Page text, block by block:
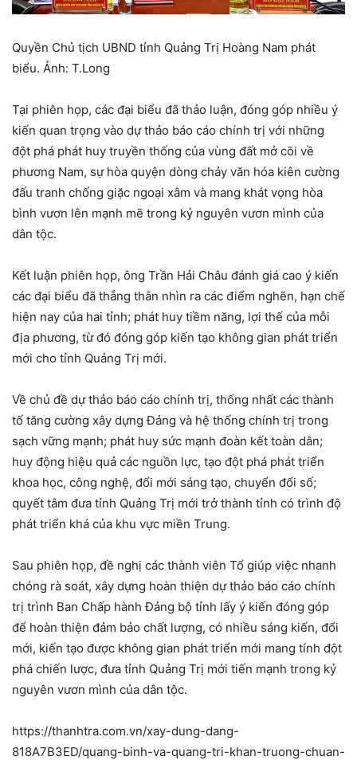
Quyền Chủ tịch UBND tỉnh Quảng Trị Hoàng Nam phát
biểu. Ảnh: T.Long
Tại phiên họp, các đại biểu đã thảo luận, đóng góp nhiều ý
kiến quan trọng vào dự thảo báo cáo chính trị với những
đột phá phát huy truyền thống của vùng đất mở cõi về
phương Nam, sự hòa quyện dòng chảy văn hóa kiên cường
đấu tranh chống giặc ngoại xâm và mang khát vọng hòa
bình vươn lên mạnh mẽ trong kỷ nguyên vươn mình của
dân tộc.
Kết luận phiên họp, ông Trần Hải Châu đánh giá cao ý kiến
các đại biểu đã thẳng thắn nhìn ra các điểm nghẽn, hạn chế
hiện nay của hai tỉnh; phát huy tiềm năng, lợi thế của mỗi
địa phương, từ đó đóng góp kiến tạo không gian phát triển
mới cho tỉnh Quảng Trị mới.
Về chủ đề dự thảo báo cáo chính trị, thống nhất các thành
tố tăng cường xây dựng Đảng và hệ thống chính trị trong
sạch vững mạnh; phát huy sức mạnh đoàn kết toàn dân;
huy động hiệu quả các nguồn lực, tạo đột phá phát triển
khoa học, công nghệ, đổi mới sáng tạo, chuyển đổi số;
quyết tâm đưa tỉnh Quảng Trị mới trở thành tỉnh có trình độ
phát triển khá của khu vực miền Trung.
Sau phiên họp, đề nghị các thành viên Tổ giúp việc nhanh
chóng rà soát, xây dựng hoàn thiện dự thảo báo cáo chính
trị trình Ban Chấp hành Đảng bộ tỉnh lấy ý kiến đóng góp
để hoàn thiện đảm bảo chất lượng, có nhiều sáng kiến, đổi
mới, kiến tạo được không gian phát triển mới mang tính đột
phá chiến lược, đưa tỉnh Quảng Trị mới tiến mạnh trong kỷ
nguyên vươn mình của dân tộc.
https://thanhtra.com.vn/xay-dung-dang-
818A7B3ED/quang-binh-va-quang-tri-khan-truong-chuan-